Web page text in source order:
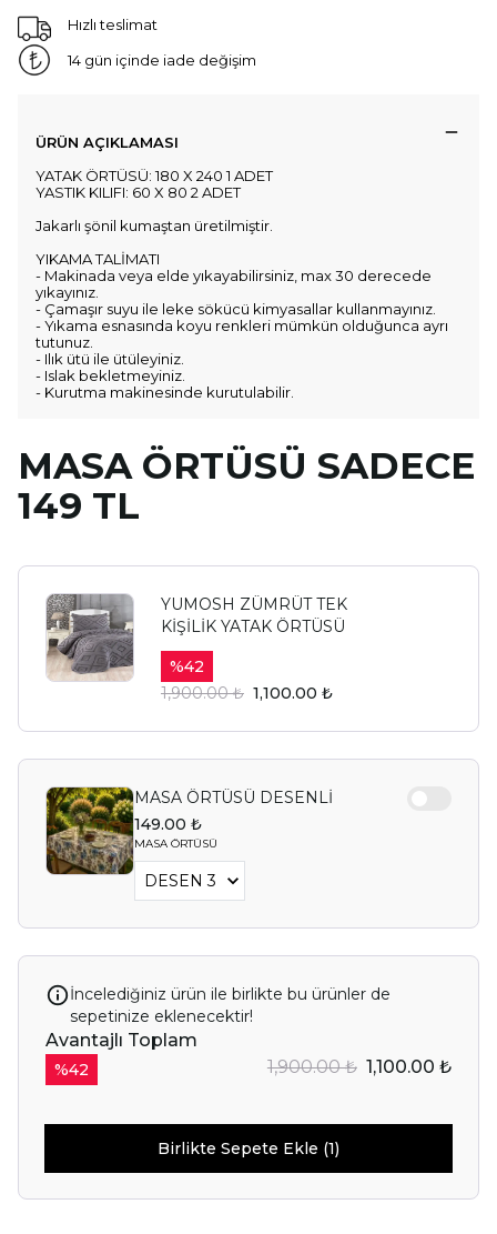
Hızlı teslimat
14 gün içinde iade değişim
ÜRÜN AÇIKLAMASI
YATAK ÖRTÜSÜ: 180 X 240 1 ADET
YASTIK KILIFI: 60 X 80 2 ADET
Jakarlı şönil kumaştan üretilmiştir.
YIKAMA TALİMATI
- Makinada veya elde yıkayabilirsiniz, max 30 derecede
yıkayınız.
- Çamaşır suyu ile leke sökücü kimyasallar kullanmayınız.
- Yıkama esnasında koyu renkleri mümkün olduğunca ayrı
tutunuz.
- Ilık ütü ile ütüleyiniz.
- Islak bekletmeyiniz.
- Kurutma makinesinde kurutulabilir.
MASA ÖRTÜSÜ SADECE
149 TL
YUMOSH ZÜMRÜT TEK
KİŞİLİK YATAK ÖRTÜSÜ
%42
1,900.00 ₺ 1,100.00 ₺
MASA ÖRTÜSÜ DESENLİ
149.00 ₺
MASA ÖRTÜSÜ
İncelediğiniz ürün ile birlikte bu ürünler de
sepetinize eklenecektir!
Avantajlı Toplam
%42 1,900.00 ₺ 1,100.00 ₺
Birlikte Sepete Ekle (1)